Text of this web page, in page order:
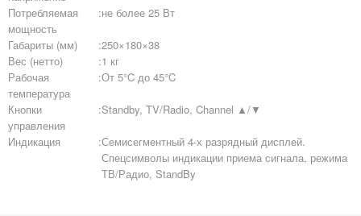
Потребляемая
мощность
:не более 25 Вт
Габариты (мм) :250×180×38
Вес (нетто)
:1 кг
Рабочая
температура
:От 5°C до 45°C
Кнопки
управления
:Standby, TV/Radio, Channel ▲/▼
Индикация :Семисегментный 4-х разрядный дисплей.
Спецсимволы индикации приема сигнала, режима
ТВ/Радио, StandBy